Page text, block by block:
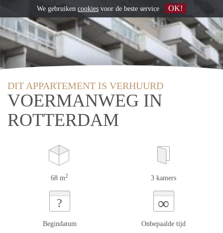
DIT APPARTEMENT IS VERHUURD
VOERMANWEG IN
ROTTERDAM
68 m2 3 kamers
?
Begindatum
∞
Onbepaalde tijd
We gebruiken cookies voor de beste service OK!